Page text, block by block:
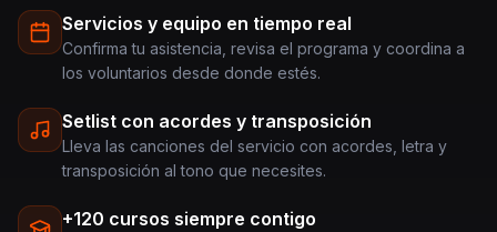
Servicios y equipo en tiempo real
Confirma tu asistencia, revisa el programa y coordina a
los voluntarios desde donde estés.
Setlist con acordes y transposición
Lleva las canciones del servicio con acordes, letra y
transposición al tono que necesites.
+120 cursos siempre contigo